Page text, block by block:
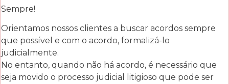
Sempre!
Orientamos nossos clientes a buscar acordos sempre
que possível e com o acordo, formalizá-lo
judicialmente.
No entanto, quando não há acordo, é necessário que
seja movido o processo judicial litigioso que pode ser